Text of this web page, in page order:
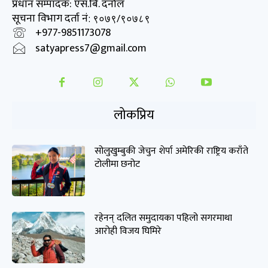
प्रधान सम्पादक: एस.बि. दर्नाल
सूचना विभाग दर्ता नं: ९०७९/९०७८९
+977-9851173078
satyapress7@gmail.com
लोकप्रिय
सोलुखुम्बुकी जेचुन शेर्पा अमेरिकी राष्ट्रिय कराँते
टोलीमा छनोट
रहेनन् दलित समुदायका पहिलो सगरमाथा
आरोही विजय घिमिरे